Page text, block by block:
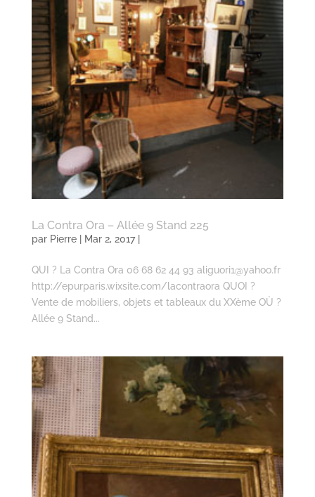
La Contra Ora – Allée 9 Stand 225
par Pierre| Mar 2, 2017 |
QUI ? La Contra Ora 06 68 62 44 93 aliguori1@yahoo.fr
http://epurparis.wixsite.com/lacontraora QUOI ?
Vente de mobiliers, objets et tableaux du XXème OÙ ?
Allée 9 Stand...